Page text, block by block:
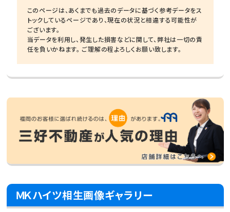
このページは、あくまでも過去のデータに基づく参考データをス
トックしているページであり、現在の状況と相違する可能性が
ございます。
当データを利用し、発生した損害などに関して、弊社は一切の責
任を負いかねます。 ご理解の程よろしくお願い致します。
ＭＫハイツ相生画像ギャラリー